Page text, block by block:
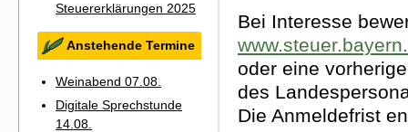
Steuererklärungen 2025
Anstehende Termine
Weinabend 07.08.
Digitale Sprechstunde
14.08.
Bei Interesse
oder eine
des
Die Anmeldefrist